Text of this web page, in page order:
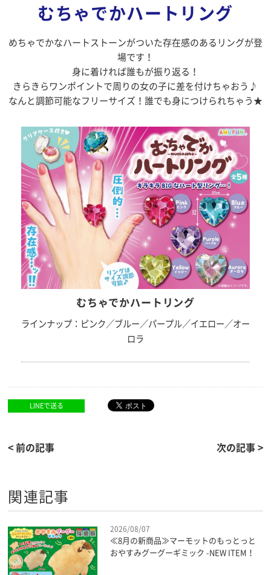
むちゃでかハートリング
めちゃでかなハートストーンがついた存在感のあるリングが登
場です！
身に着ければ誰もが振り返る！
きらきらワンポイントで周りの女の子に差を付けちゃおう♪
なんと調節可能なフリーサイズ！誰でも身につけられちゃう★
むちゃでかハートリング
ラインナップ：ピンク／ブルー／パープル／イエロー／オー
ロラ
LINEで送る
< 前の記事 次の記事 >
関連記事
2026/08/07
≪8月の新商品≫マーモットのもっとっと
おやすみグーグーギミック -NEW ITEM！